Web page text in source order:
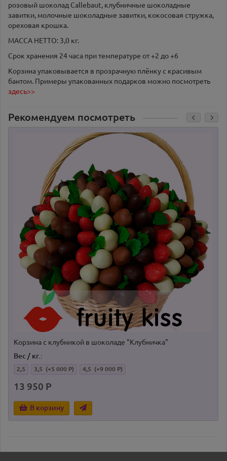
розовый шоколад Callebaut, клубничные шоколадные
завитки, молочные шоколадные завитки, кокосовая стружка,
ореховая крошка.
МАССА НЕТТО: 3,0 кг.
Срок хранения 24 часа при температуре от +2 до +6
Корзина упаковывается в прозрачную плёнку с красивым
бантом. Примеры упакованных подарков можно посмотреть
здесь>>
Рекомендуем посмотреть
Корзина с клубникой в шоколаде "Клубничка"
Вес / кг.:
2,5 3,5 (+5 000 Р) 4,5 (+9 000 Р)
13 950 Р
В корзину